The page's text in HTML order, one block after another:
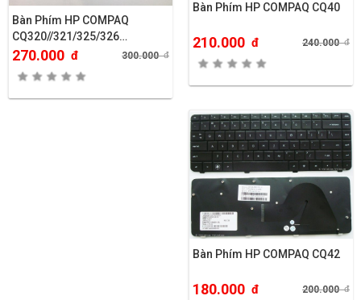
Bàn Phím HP COMPAQ
CQ320//321/325/326…
270.000 đ 300.000đ
Bàn Phím HP COMPAQ CQ40
210.000 đ 240.000đ
Bàn Phím HP COMPAQ CQ42
180.000 đ 200.000đ